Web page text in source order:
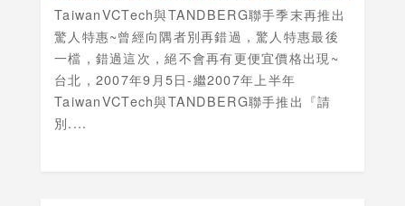
TaiwanVCTech與TANDBERG聯手季末再推出
驚人特惠~曾經向隅者別再錯過，驚人特惠最後
一檔，錯過這次，絕不會再有更便宜價格出現~
台北，2007年9月5日-繼2007年上半年
TaiwanVCTech與TANDBERG聯手推出『請
別....